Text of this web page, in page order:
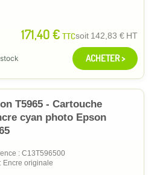
171,40 € TTCsoit 142,83 € HT
ACHETER >
T5965 - Cartouche
cyan photo Epson
: C13T596500
Encre originale